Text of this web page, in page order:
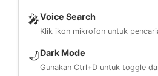
🎤Voice Search
Klik ikon mikrofon untuk
🌙Dark Mode
Gunakan Ctrl+D untuk toggle